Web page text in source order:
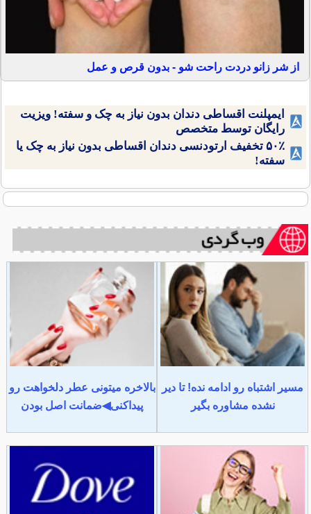
از شر زانو دردت راحت شو - بدون قرص و عمل
ایمپلنت اقساطی دندان بدون نیاز به چک و سفته! ویزیت
رایگان توسط متخصص
۵۰٪ تخفیف ارتودنسی دندان اقساطی بدون نیاز به چک یا
سفته!
مسیر اشتباه رو ادامه نده! تا دیر
نشده مشاوره بگیر
بالاخره میتونی عطر دلخواهت رو
پیداکنی◀ضمانت اصل بودن